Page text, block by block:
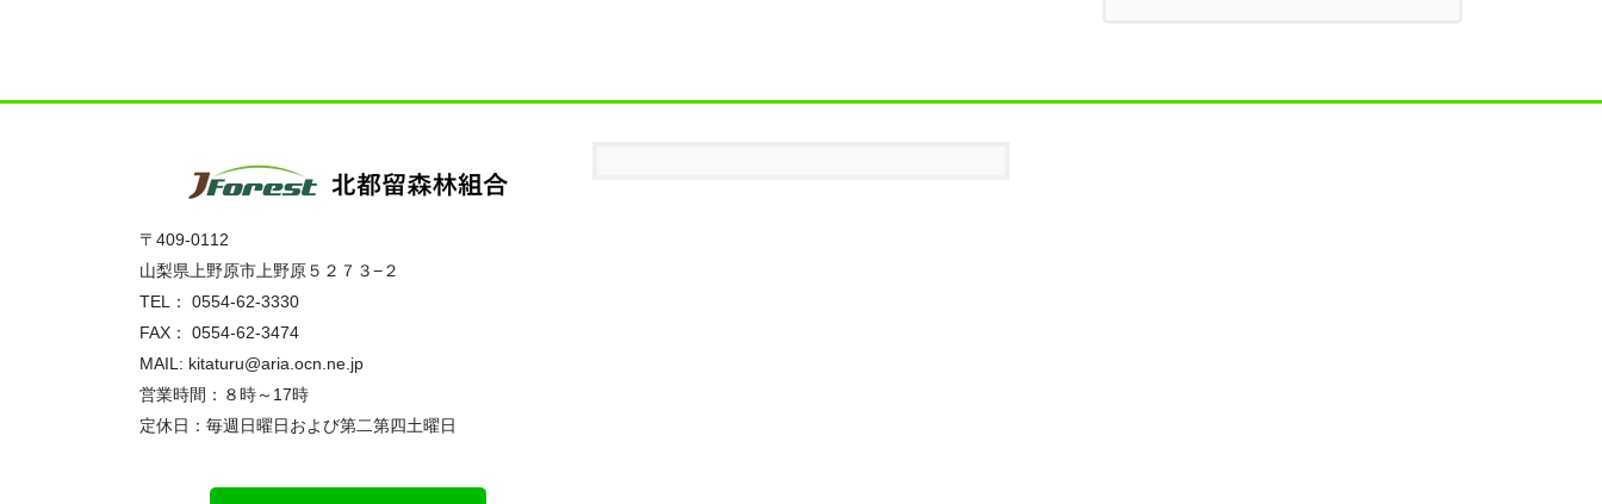
〒409-0112
山梨県上野原市上野原５２７３−２
TEL： 0554-62-3330
FAX： 0554-62-3474
MAIL: kitaturu@aria.ocn.ne.jp
営業時間：８時～17時
定休日：毎週日曜日および第二第四土曜日